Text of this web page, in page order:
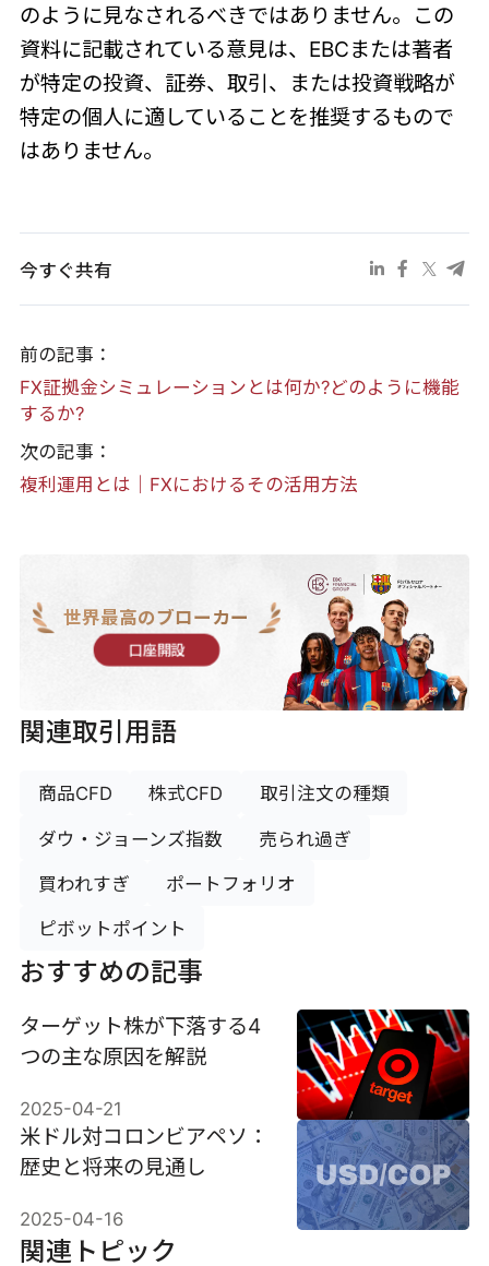
のように見なされるべきではありません。この
資料に記載されている意見は、EBCまたは著者
が特定の投資、証券、取引、または投資戦略が
特定の個人に適していることを推奨するもので
はありません。
今すぐ共有
前の記事：
FX証拠金シミュレーションとは何か?どのように機能
するか?
次の記事：
複利運用とは｜FXにおけるその活用方法
世界最高のブローカー
口座開設
関連取引用語
商品CFD 株式CFD 取引注文の種類
ダウ・ジョーンズ指数 売られ過ぎ
買われすぎ ポートフォリオ
ピボットポイント
おすすめの記事
ターゲット株が下落する4
つの主な原因を解説
2025-04-21
米ドル対コロンビアペソ：
歴史と将来の見通し
2025-04-16
関連トピック